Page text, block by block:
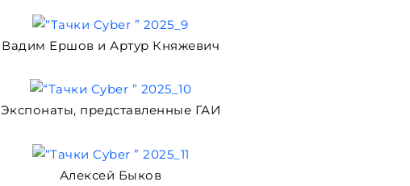
Вадим Ершов и Артур Княжевич
Экспонаты, представленные ГАИ
Алексей Быков